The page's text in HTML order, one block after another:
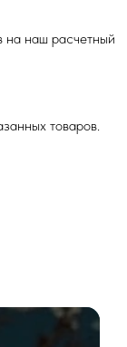
на наш расчетный
товаров.